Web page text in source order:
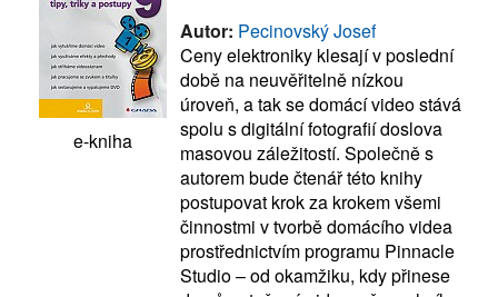
e-kniha
Autor: Pecinovský Josef
Ceny elektroniky klesají v poslední
době na neuvěřitelně nízkou
úroveň, a tak se domácí video stává
spolu s digitální fotografií doslova
masovou záležitostí. Společně s
autorem bude čtenář této knihy
postupovat krok za krokem všemi
činnostmi v tvorbě domácího videa
prostřednictvím programu Pinnacle
Studio – od okamžiku, kdy přinese